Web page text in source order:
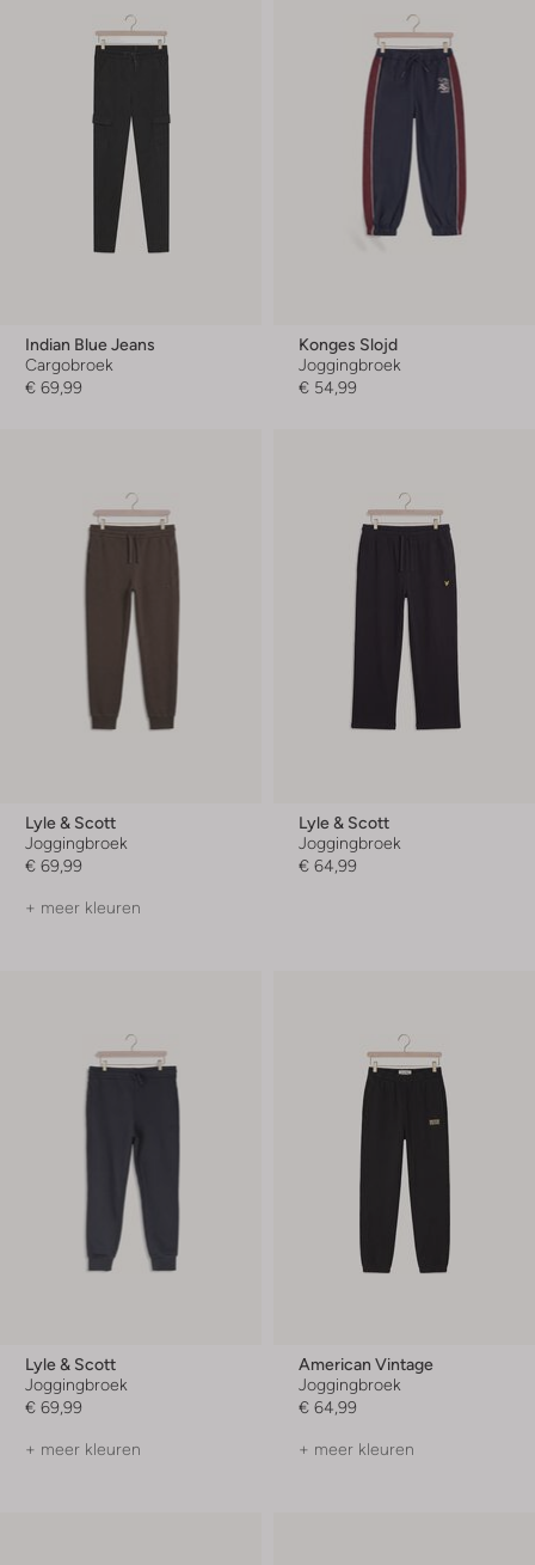
Indian Blue Jeans
Cargobroek
€ 69,99
Konges Slojd
Joggingbroek
€ 54,99
Lyle & Scott
Joggingbroek
€ 69,99
+ meer kleuren
Lyle & Scott
Joggingbroek
€ 64,99
Lyle & Scott
Joggingbroek
€ 69,99
+ meer kleuren
American Vintage
Joggingbroek
€ 64,99
+ meer kleuren